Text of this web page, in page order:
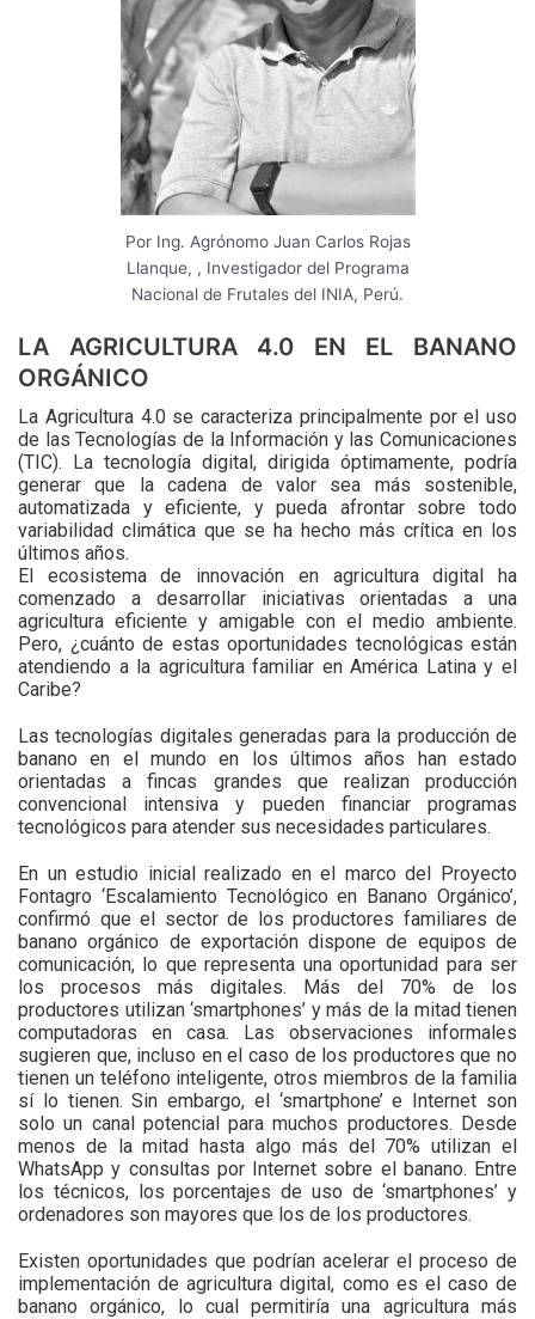
Por Ing. Agrónomo Juan Carlos Rojas
Llanque, , Investigador del Programa
Nacional de Frutales del INIA, Perú.
LA AGRICULTURA 4.0 EN EL BANANO
ORGÁNICO
La Agricultura 4.0 se caracteriza principalmente por el uso
de las Tecnologías de la Información y las Comunicaciones
(TIC). La tecnología digital, dirigida óptimamente, podría
generar que la cadena de valor sea más sostenible,
automatizada y eficiente, y pueda afrontar sobre todo
variabilidad climática que se ha hecho más crítica en los
últimos años.
El ecosistema de innovación en agricultura digital ha
comenzado a desarrollar iniciativas orientadas a una
agricultura eficiente y amigable con el medio ambiente.
Pero, ¿cuánto de estas oportunidades tecnológicas están
atendiendo a la agricultura familiar en América Latina y el
Caribe?
Las tecnologías digitales generadas para la producción de
banano en el mundo en los últimos años han estado
orientadas a fincas grandes que realizan producción
convencional intensiva y pueden financiar programas
tecnológicos para atender sus necesidades particulares.
En un estudio inicial realizado en el marco del Proyecto
Fontagro ‘Escalamiento Tecnológico en Banano Orgánico’,
confirmó que el sector de los productores familiares de
banano orgánico de exportación dispone de equipos de
comunicación, lo que representa una oportunidad para ser
los procesos más digitales. Más del 70% de los
productores utilizan ‘smartphones’ y más de la mitad tienen
computadoras en casa. Las observaciones informales
sugieren que, incluso en el caso de los productores que no
tienen un teléfono inteligente, otros miembros de la familia
sí lo tienen. Sin embargo, el ‘smartphone’ e Internet son
solo un canal potencial para muchos productores. Desde
menos de la mitad hasta algo más del 70% utilizan el
WhatsApp y consultas por Internet sobre el banano. Entre
los técnicos, los porcentajes de uso de ‘smartphones’ y
ordenadores son mayores que los de los productores.
Existen oportunidades que podrían acelerar el proceso de
implementación de agricultura digital, como es el caso de
banano orgánico, lo cual permitiría una agricultura más